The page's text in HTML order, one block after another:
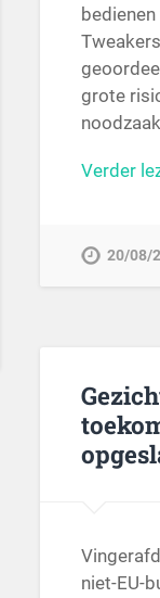
grote
Verder
20/08/
niet-EU-